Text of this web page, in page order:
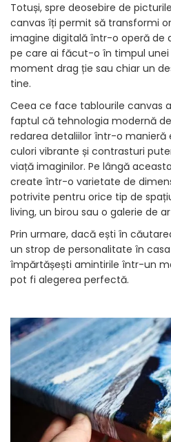
Totuși, spre deosebire de
canvas îți permit să transformi
imagine digitală într-o operă de
pe care ai făcut-o în timpul unei
moment drag ție sau chiar un
tine.
Ceea ce face tablourile canvas
faptul că tehnologia modernă
redarea detaliilor într-o manieră
culori vibrante și contrasturi
viață imaginilor. Pe lângă
create într-o varietate de
potrivite pentru orice tip de
living, un birou sau o galerie de
Prin urmare, dacă ești în
un strop de personalitate în
împărtășești amintirile într-un
pot fi alegerea perfectă.